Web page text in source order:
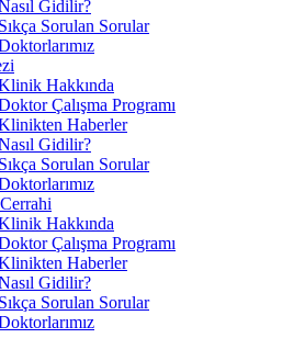
Gidilir?
Sıkça Sorulan Sorular
Hakkında
Çalışma Programı
Haberler
Gidilir?
Sıkça Sorulan Sorular
Hakkında
Çalışma Programı
Haberler
Gidilir?
Sıkça Sorulan Sorular